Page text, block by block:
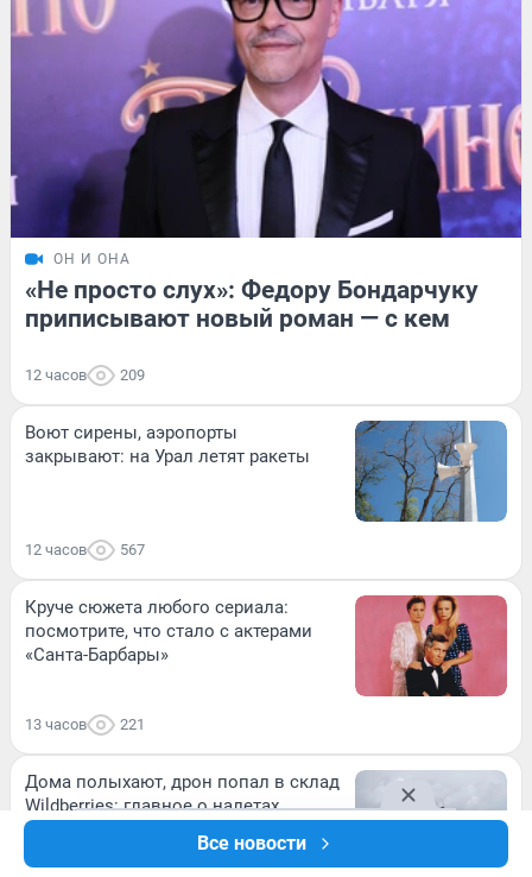
Все новости
ОН И ОНА
«Не просто слух»: Федору Бондарчуку
приписывают новый роман — с кем
12 часов 209
Воют сирены, аэропорты
закрывают: на Урал летят ракеты
12 часов 567
Круче сюжета любого сериала:
посмотрите, что стало с актерами
«Санта-Барбары»
13 часов 221
Дома полыхают, дрон попал в склад
Wildberries: главное о налетах